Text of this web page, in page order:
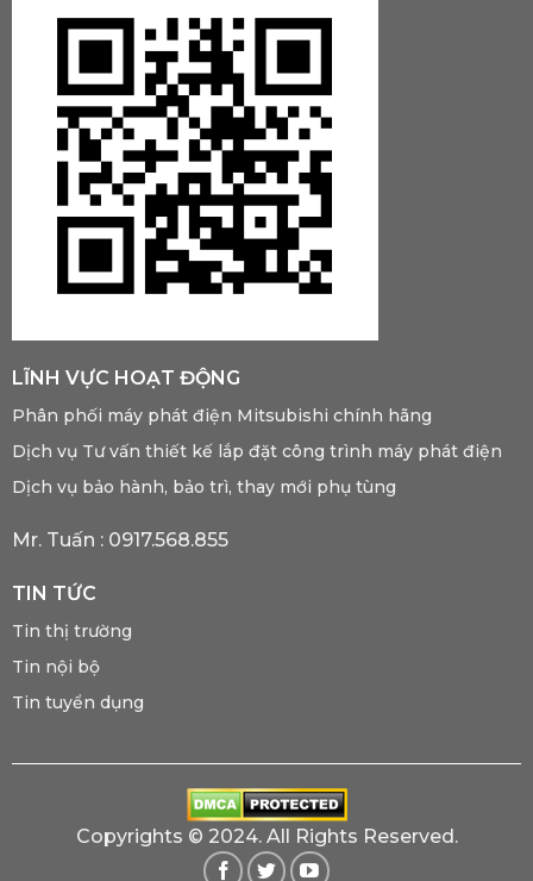
LĨNH VỰC HOẠT ĐỘNG
Phân phối máy phát điện Mitsubishi chính hãng
Dịch vụ Tư vấn thiết kế lắp đặt công trình máy phát điện
Dịch vụ bảo hành, bảo trì, thay mới phụ tùng
Mr. Tuấn : 0917.568.855
TIN TỨC
Tin thị trường
Tin nội bộ
Tin tuyển dụng
Copyrights © 2024. All Rights Reserved.